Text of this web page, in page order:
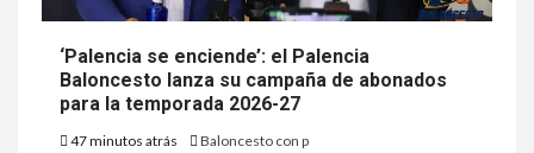
‘Palencia se enciende’: el Palencia
Baloncesto lanza su campaña de abonados
para la temporada 2026-27
47 minutos atrás Baloncesto con p